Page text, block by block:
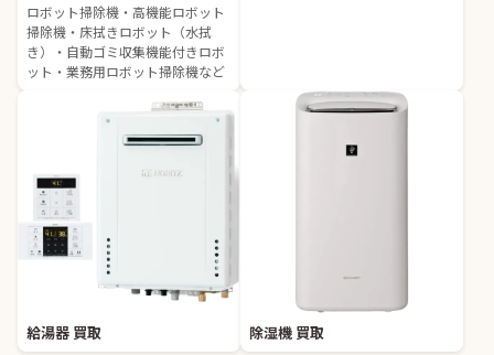
ロボット掃除機・高機能ロボット
掃除機・床拭きロボット（水拭
き）・自動ゴミ収集機能付きロボ
ット・業務用ロボット掃除機など
給湯器 買取 除湿機 買取